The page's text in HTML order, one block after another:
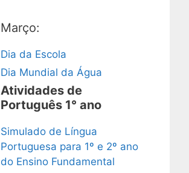
Março:
Dia da Escola
Dia Mundial da Água
Atividades de
Português 1° ano
Simulado de Língua
Portuguesa para 1º e 2º ano
do Ensino Fundamental